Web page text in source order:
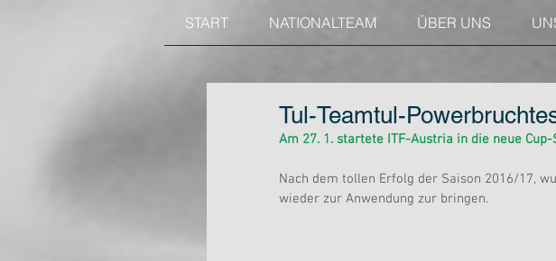
START NATIONALTEAM ÜBER UNS
Tul-Teamtul-
Am 27. 1. startete ITF-Austria in die neue Cup-
Nach dem tollen Erfolg der Saison 2016/17,
wieder zur Anwendung zur bringen.